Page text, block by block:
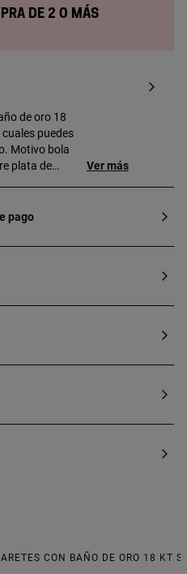
de 2 o más
de oro 18
puedes
Motivo bola
plata de
mm.
baño de
Ver más
pago
COLECCIÓN PLUMP
ARETES CON BAÑO DE ORO 18 KT